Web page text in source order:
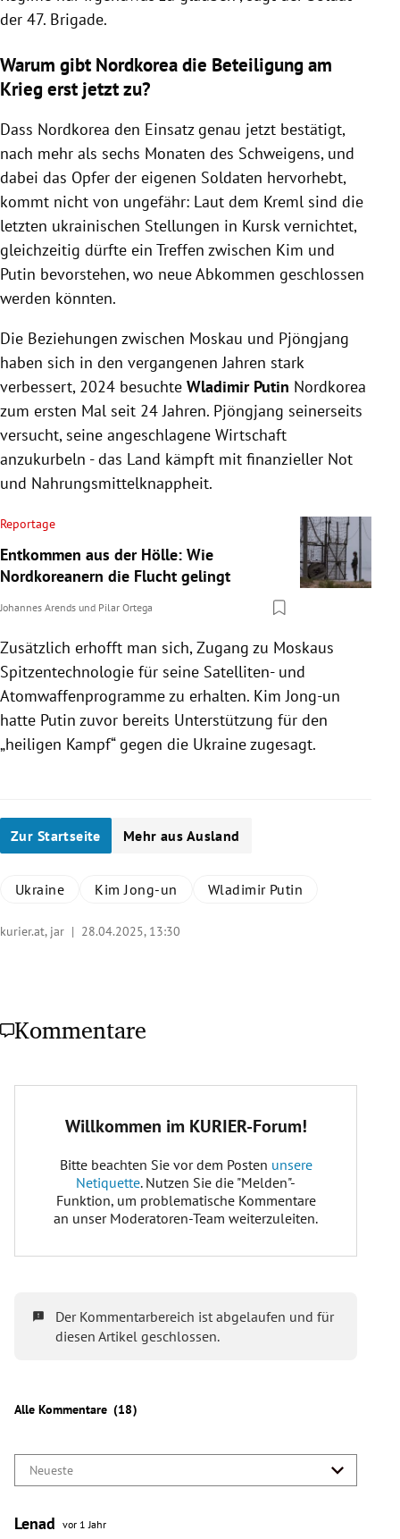
der 47. Brigade.
Warum gibt Nordkorea die Beteiligung am
Krieg erst jetzt zu?
Dass Nordkorea den Einsatz genau jetzt bestätigt,
nach mehr als sechs Monaten des Schweigens, und
dabei das Opfer der eigenen Soldaten hervorhebt,
kommt nicht von ungefähr: Laut dem Kreml sind die
letzten ukrainischen Stellungen in Kursk vernichtet,
gleichzeitig dürfte ein Treffen zwischen Kim und
Putin bevorstehen, wo neue Abkommen geschlossen
werden könnten.
Die Beziehungen zwischen Moskau und Pjöngjang
haben sich in den vergangenen Jahren stark
verbessert, 2024 besuchte Wladimir Putin Nordkorea
zum ersten Mal seit 24 Jahren. Pjöngjang seinerseits
versucht, seine angeschlagene Wirtschaft
anzukurbeln - das Land kämpft mit finanzieller Not
und Nahrungsmittelknappheit.
Reportage
Entkommen aus der Hölle: Wie
Nordkoreanern die Flucht gelingt
Johannes Arends und Pilar Ortega
Zusätzlich erhofft man sich, Zugang zu Moskaus
Spitzentechnologie für seine Satelliten- und
Atomwaffenprogramme zu erhalten. Kim Jong-un
hatte Putin zuvor bereits Unterstützung für den
„heiligen Kampf“ gegen die Ukraine zugesagt.
Zur Startseite Mehr aus Ausland
Ukraine Kim Jong-un Wladimir Putin
kurier.at, jar | 28.04.2025, 13:30
Kommentare